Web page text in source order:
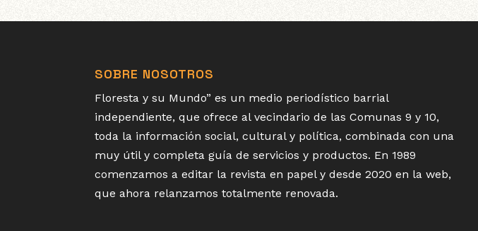
SOBRE NOSOTROS
Floresta y su Mundo” es un medio periodístico barrial
independiente, que ofrece al vecindario de las Comunas 9 y 10,
toda la información social, cultural y política, combinada con una
muy útil y completa guía de servicios y productos. En 1989
comenzamos a editar la revista en papel y desde 2020 en la web,
que ahora relanzamos totalmente renovada.